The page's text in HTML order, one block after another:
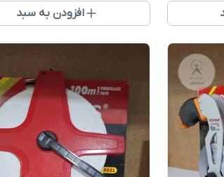
افزودن به سبد